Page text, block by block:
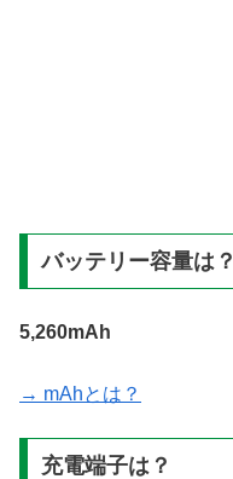
バッテリー容量は？
5,260mAh
→ mAhとは？
充電端子は？